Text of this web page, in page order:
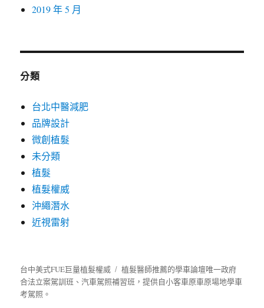
2019 年 5 月
分類
台北中醫減肥
品牌設計
微創植髮
未分類
植髮
植髮權威
沖繩潛水
近視雷射
台中美式FUE巨量植髮權威 植髮醫師推薦的學車論壇唯一政府
合法立案駕訓班、汽車駕照補習班，提供自小客車原車原場地學車
考駕照。